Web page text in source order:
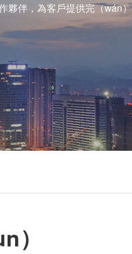
伴，為客戶提供完（wán
）